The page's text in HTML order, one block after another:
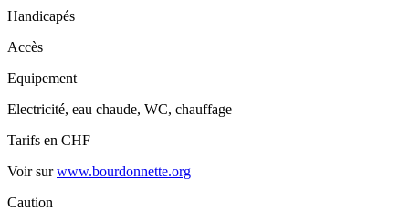
Handicapés
Accès
Equipement
Electricité, eau chaude, WC, chauffage
Tarifs en CHF
Voir surwww.bourdonnette.org
Caution